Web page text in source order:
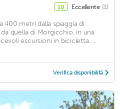
10 Eccellente (1)
400 metri dalla spiaggia di
quella di Morgicchio, in una
escursioni in bicicletta. ...
Verifica disponibilità